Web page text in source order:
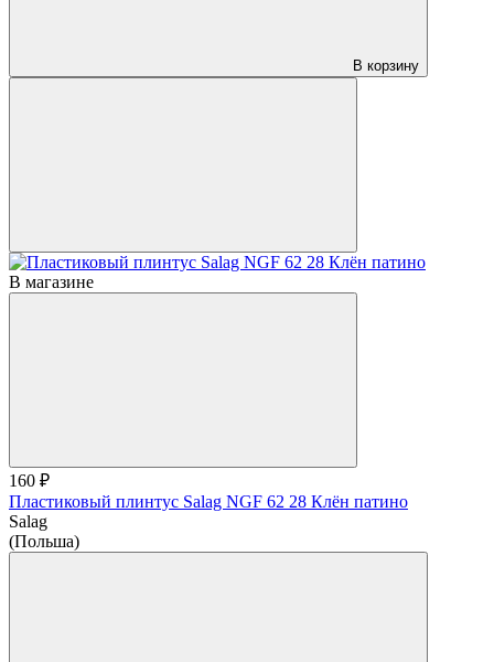
В корзину
В магазине
160 ₽
Пластиковый плинтус Salag NGF 62 28 Клён патино
Salag
(Польша)